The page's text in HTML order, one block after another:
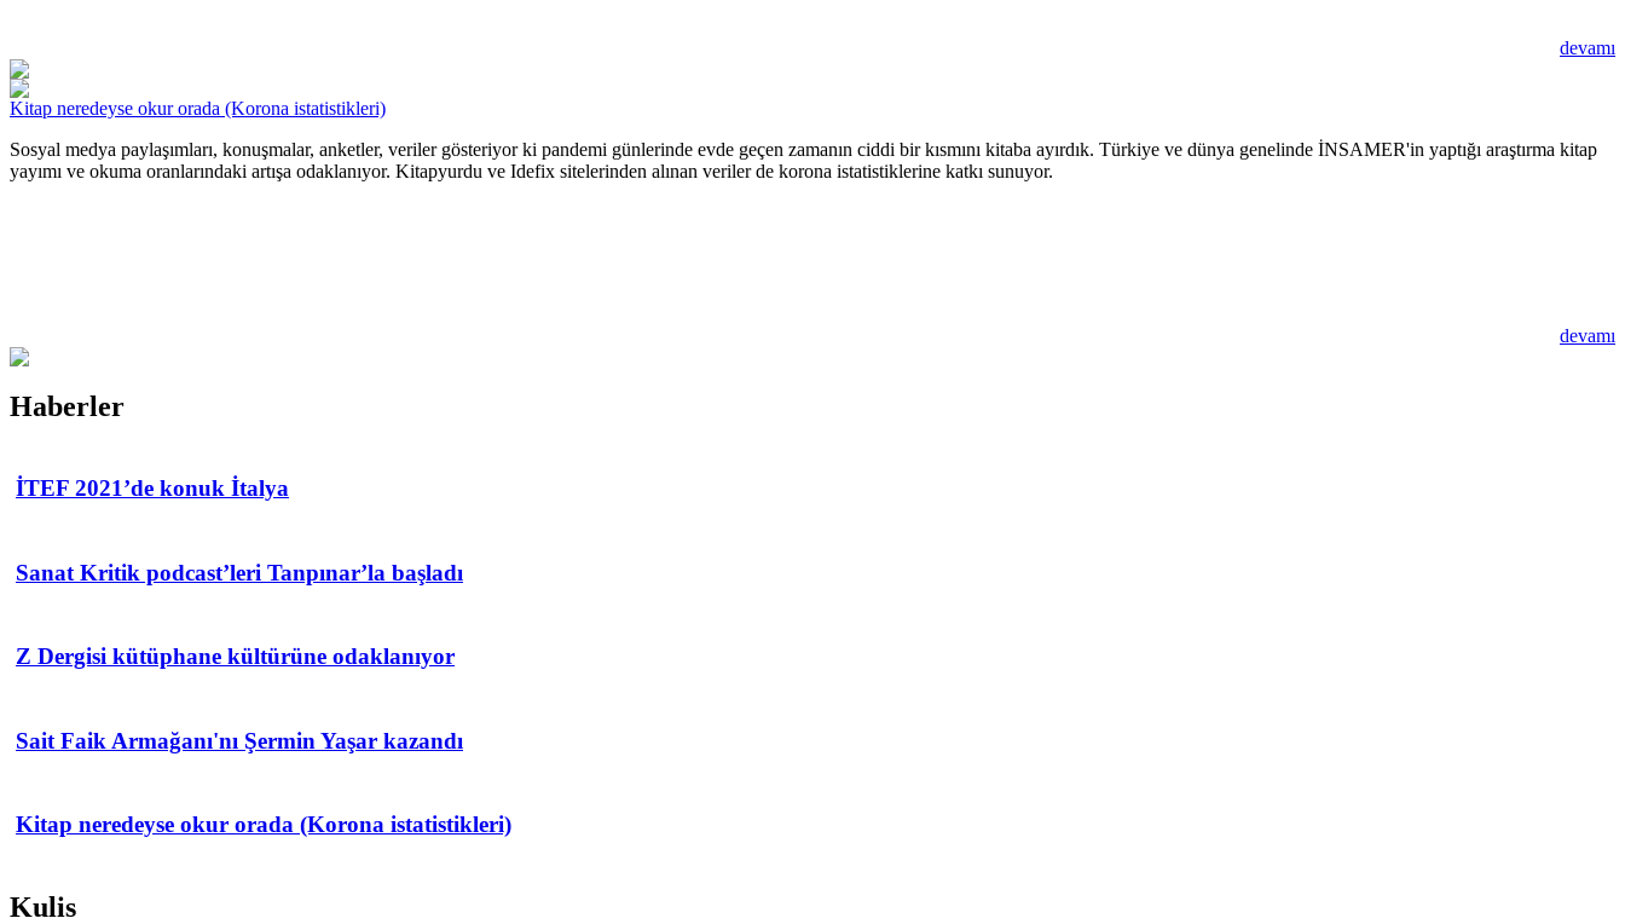
devamı
Kitap neredeyse okur orada (Korona istatistikleri)
Sosyal medya paylaşımları, konuşmalar, anketler, veriler gösteriyor ki pandemi günlerinde evde geçen zamanın ciddi bir kısmını kitaba ayırdık. Türkiye ve dünya genelinde İNSAMER'in yaptığı araştırma kitap
yayımı ve okuma oranlarındaki artışa odaklanıyor. Kitapyurdu ve Idefix sitelerinden alınan veriler de korona istatistiklerine katkı sunuyor.
devamı
Haberler
İTEF 2021’de konuk İtalya
Sanat Kritik podcast’leri Tanpınar’la başladı
Z Dergisi kütüphane kültürüne odaklanıyor
Sait Faik Armağanı'nı Şermin Yaşar kazandı
Kitap neredeyse okur orada (Korona istatistikleri)
Kulis